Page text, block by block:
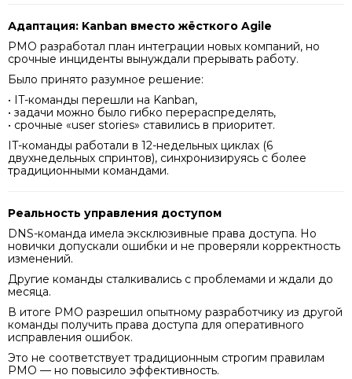
Адаптация: Kanban вместо жёсткого Agile
PMO разработал план интеграции новых компаний, но
срочные инциденты вынуждали прерывать работу.
Было принято разумное решение:
• IT-команды перешли на Kanban,
• задачи можно было гибко перераспределять,
• срочные «user stories» ставились в приоритет.
IT-команды работали в 12-недельных циклах (6
двухнедельных спринтов), синхронизируясь с более
традиционными командами.
Реальность управления доступом
DNS-команда имела эксклюзивные права доступа. Но
новички допускали ошибки и не проверяли корректность
изменений.
Другие команды сталкивались с проблемами и ждали до
месяца.
В итоге PMO разрешил опытному разработчику из другой
команды получить права доступа для оперативного
исправления ошибок.
Это не соответствует традиционным строгим правилам
PMO — но повысило эффективность.